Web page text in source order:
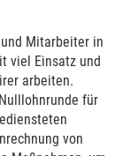
Mitarbeiter in
viel Einsatz und
arbeiten.
für
von